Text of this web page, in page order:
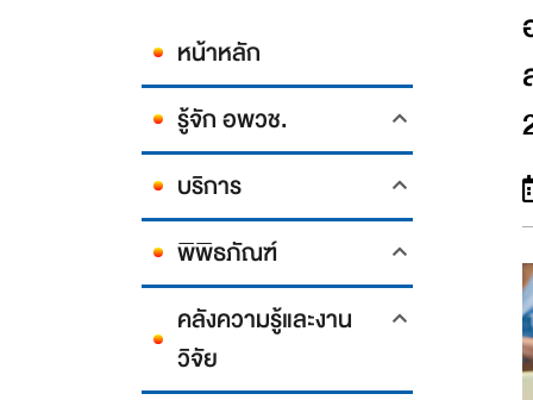
หน้าหลัก
รู้จัก อพวช.
บริการ
พิพิธภัณฑ์
คลังความรู้และงาน
วิจัย